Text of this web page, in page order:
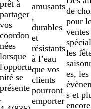
prêt à
partager
vos
coordon
nées
lorsque
l'opportu
nité se
présente
.
amusants
,
durables
et
résistants
à l’eau
que vos
clients
pourront
emporter
de
pour
ventes
les
es, les
s et